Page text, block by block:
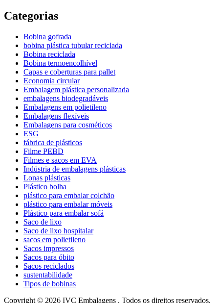
Categorias
Bobina gofrada
bobina plástica tubular reciclada
Bobina reciclada
Bobina termoencolhível
Capas e coberturas para pallet
Economia circular
Embalagem plástica personalizada
embalagens biodegradáveis
Embalagens em polietileno
Embalagens flexíveis
Embalagens para cosméticos
ESG
fábrica de plásticos
Filme PEBD
Filmes e sacos em EVA
Indústria de embalagens plásticas
Lonas plásticas
Plástico bolha
plástico para embalar colchão
plástico para embalar móveis
Plástico para embalar sofá
Saco de lixo
Saco de lixo hospitalar
sacos em polietileno
Sacos impressos
Sacos para óbito
Sacos reciclados
sustentabilidade
Tipos de bobinas
Copyright © 2026 IVC Embalagens . Todos os direitos reservados.